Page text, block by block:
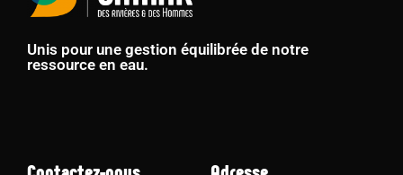
Unis pour une gestion équilibrée de notre
ressource en eau.